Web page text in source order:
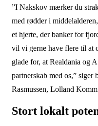
”I Nakskov mærker du
med rødder i
et hjerte, der banker for
vil vi gerne have flere til at
glade for, at Realdania og
partnerskab med os,” siger
Rasmussen, Lolland
Stort lokalt